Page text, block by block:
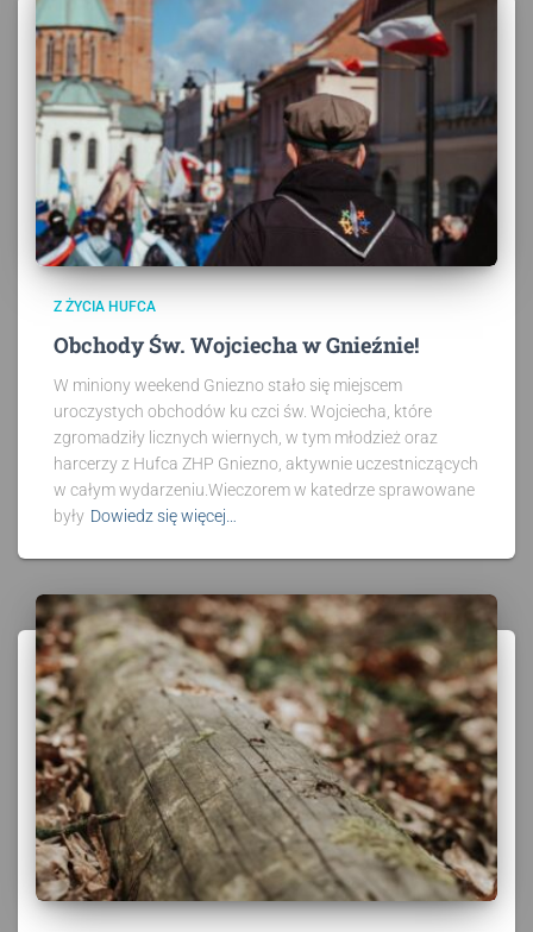
Z ŻYCIA HUFCA
Obchody Św. Wojciecha w Gnieźnie!
W miniony weekend Gniezno stało się miejscem
uroczystych obchodów ku czci św. Wojciecha, które
zgromadziły licznych wiernych, w tym młodzież oraz
harcerzy z Hufca ZHP Gniezno, aktywnie uczestniczących
w całym wydarzeniu.Wieczorem w katedrze sprawowane
były Dowiedz się więcej…